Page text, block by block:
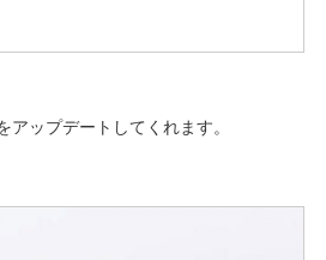
アップデートしてくれます。